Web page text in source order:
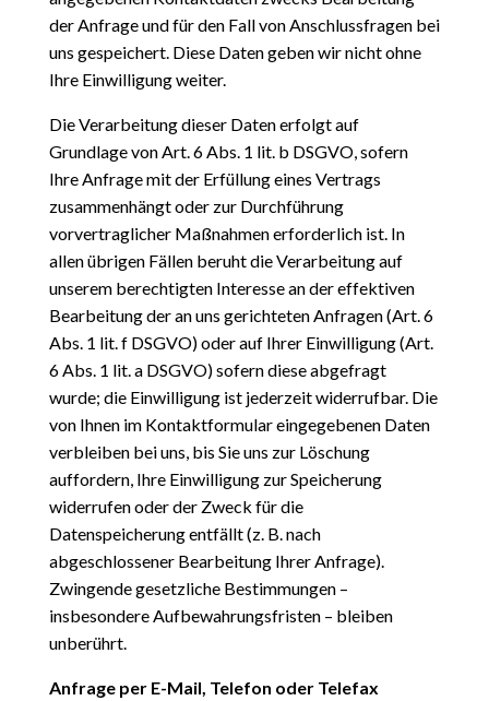
der Anfrage und für den Fall von Anschlussfragen bei
uns gespeichert. Diese Daten geben wir nicht ohne
Ihre Einwilligung weiter.
Die Verarbeitung dieser Daten erfolgt auf
Grundlage von Art. 6 Abs. 1 lit. b DSGVO, sofern
Ihre Anfrage mit der Erfüllung eines Vertrags
zusammenhängt oder zur Durchführung
vorvertraglicher Maßnahmenerforderlich ist. In
allen übrigen Fällen beruht die Verarbeitung auf
unserem berechtigten Interesse an der effektiven
Bearbeitung der an uns gerichteten Anfragen (Art. 6
Abs. 1 lit. f DSGVO) oder auf Ihrer Einwilligung (Art.
6 Abs. 1 lit. a DSGVO) sofern diese abgefragt
wurde; die Einwilligung ist jederzeitwiderrufbar. Die
von Ihnen im Kontaktformular eingegebenen Daten
verbleiben bei uns, bis Sie uns zur Löschung
auffordern, Ihre Einwilligung zur Speicherung
widerrufen oder der Zweck für die
Datenspeicherung entfällt (z. B. nach
abgeschlossener Bearbeitung Ihrer Anfrage).
Zwingende gesetzliche Bestimmungen –
insbesondere Aufbewahrungsfristen – bleiben
unberührt.
Anfrage per E-Mail, Telefon oder Telefax